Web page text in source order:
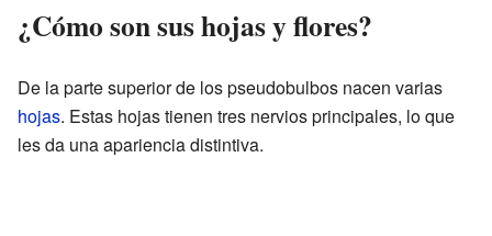
¿Cómo son sus hojas y flores?
De la parte superior de los pseudobulbos nacen varias
hojas. Estas hojas tienen tres nervios principales, lo que
les da una apariencia distintiva.